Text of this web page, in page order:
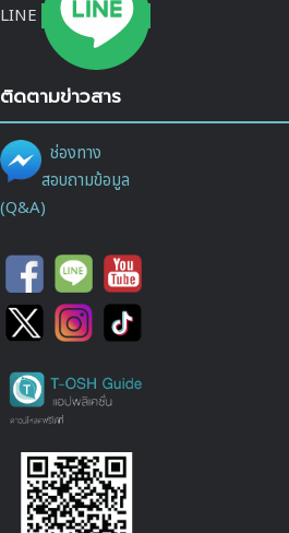
LINE
ติดตามข่าวสาร
ช่องทาง
สอบถามข้อมูล
(Q&A)